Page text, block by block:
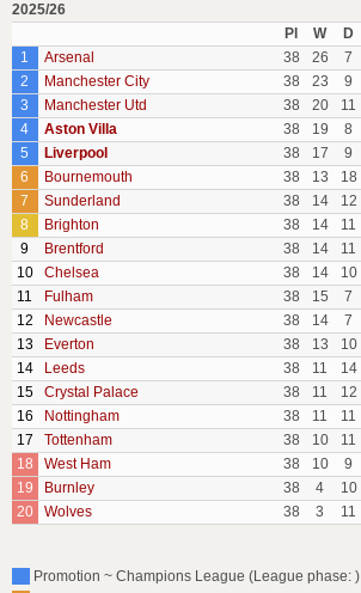
2025/26
Pl
W D
1
Arsenal 38 26 7
2
Manchester City 38 23 9
3
Manchester Utd 38 20 11
4
Aston Villa 38 19 8
5
Liverpool 38 17 9
6
Bournemouth 38 13 18
7
Sunderland 38 14 12
8
Brighton 38 14 11
9
Brentford 38 14 11
10
Chelsea 38 14 10
11
Fulham 38 15 7
12
Newcastle 38 14 7
13
Everton 38 13 10
14
Leeds 38 11 14
15
Crystal Palace 38 11 12
16
Nottingham 38 11 11
17
Tottenham 38 10 11
18
West Ham 38 10 9
19
Burnley 38 4 10
20
Wolves 38 3 11
Promotion ~ Champions League (League phase: )